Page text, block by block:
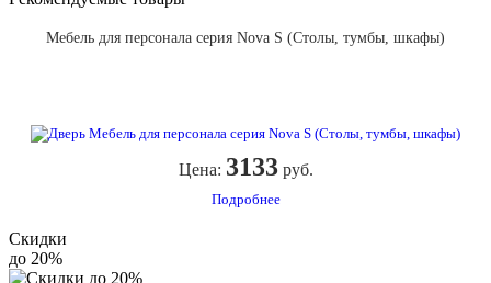
Мебель для персонала серия Nova S (Столы, тумбы, шкафы)
Цена: 3133руб.
Подробнее
Скидки
до 20%